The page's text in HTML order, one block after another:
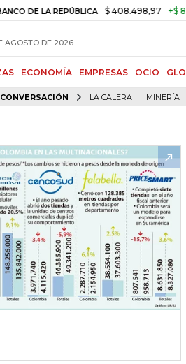
LA REPÚBLICA $ 408.498,97 +$ 8.753,81
AGOSTO DE 2026
ECONOMÍA EMPRESAS OCIO
LA CALERA MINERÍA